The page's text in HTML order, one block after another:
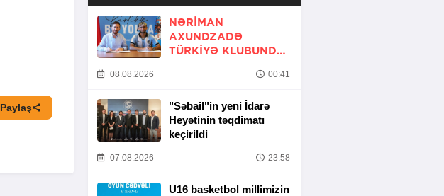
Paylaş
NƏRIMAN
AXUNDZADƏ
TÜRKIYƏ KLUBUNDA
08.08.2026 00:41
"Səbail"in yeni İdarə
Heyətinin təqdimatı
keçirildi
07.08.2026 23:58
U16 basketbol millimizin